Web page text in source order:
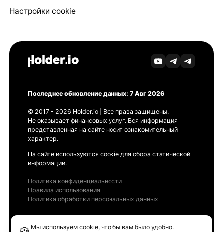
Настройки cookie
Последнее обновление данных: 7 Авг 2026
© 2017 - 2026 Holder.io | Все права защищены.
Не оказывает финансовых услуг. Вся информация
представленная на сайте носит ознакомительный
характер.
На сайте используются cookie для сбора статической
информации.
Политика конфиденциальности
Правила использования
Политика обработки персональных данных
Мы используем cookie, что бы вам было удобно.